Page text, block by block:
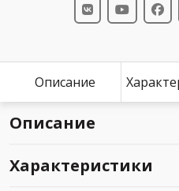
Описание
Описание
Характеристики